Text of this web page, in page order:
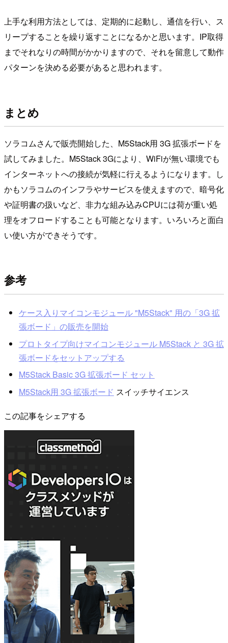
上手な利用方法としては、定期的に起動し、通信を行い、ス
リープすることを繰り返すことになるかと思います。IP取得
までそれなりの時間がかかりますので、それを留意して動作
パターンを決める必要があると思われます。
まとめ
ソラコムさんで販売開始した、M5Stack用 3G 拡張ボードを
試してみました。M5Stack 3Gにより、WiFiが無い環境でも
インターネットへの接続が気軽に行えるようになります。し
かもソラコムのインフラやサービスを使えますので、暗号化
や証明書の扱いなど、非力な組み込みCPUには荷が重い処
理をオフロードすることも可能となります。いろいろと面白
い使い方ができそうです。
参考
ケース入りマイコンモジュール "M5Stack" 用の「3G 拡
張ボード」の販売を開始
プロトタイプ向けマイコンモジュール M5Stack と 3G 拡
張ボードをセットアップする
M5Stack Basic 3G 拡張ボード セット
M5Stack用 3G 拡張ボード スイッチサイエンス
この記事をシェアする